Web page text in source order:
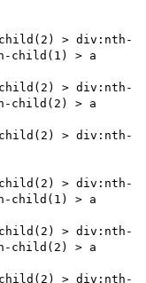
> div:nth-
child(1) > a
> div:nth-
child(2) > a
> div:nth-
> div:nth-
child(1) > a
> div:nth-
child(2) > a
> div:nth-